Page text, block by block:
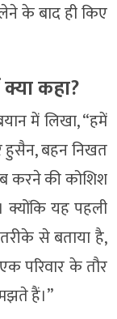
के बाद ही किए
कहा?
में लिखा, “हमें
हुसैन, बहन निखत
करने की कोशिश
यह पहली
से बताया है,
परिवार के तौर
हैं।”